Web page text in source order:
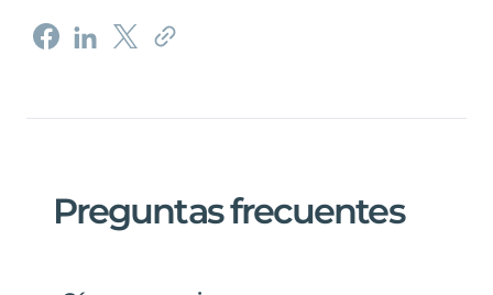
Preguntasfrecuentes